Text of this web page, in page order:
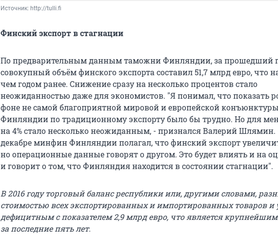
Источник: http://tulli.fi
Финский экспорт в стагнации
По предварительным данным таможни Финляндии, за прошедший
совокупный объём финского экспорта составил 51,7 млрд евро, что
чем годом ранее. Снижение сразу на несколько процентов стало
неожиданностью даже для экономистов. "Я понимал, что показать
фоне не самой благоприятной мировой и европейской
Финляндии по традиционному экспорту было бы трудно. Но для
на 4% стало несколько неожиданным, - признался Валерий Шлямин.
декабре минфин Финляндии полагал, что финский экспорт
но операционные данные говорят о другом. Это будет влиять и на
и говорит о том, что Финляндия находится в состоянии стагнации".
В 2016 году торговый баланс республики или, другими словами,
стоимостью всех экспортированных и импортированных товаров и
дефицитным с показателем 2,9 млрд евро, что является
за последние пять лет.